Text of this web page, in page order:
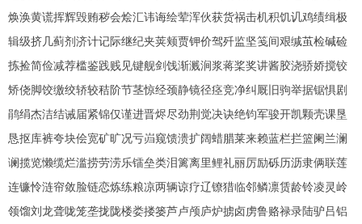
焕涣黄谎挥辉毁贿秽会烩汇讳诲绘荤浑伙获货祸击机积饥讥鸡绩缉极
辑级挤几蓟剂济计记际继纪夹荚颊贾钾价驾歼监坚笺间艰缄茧检碱硷
拣捡简俭减荐槛鉴践贱见键舰剑饯渐溅涧浆蒋桨奖讲酱胶浇骄娇搅铰
矫侥脚饺缴绞轿较秸阶节茎惊经颈静镜径痉竞净纠厩旧驹举据锯惧剧
鹃绢杰洁结诫届紧锦仅谨进晋烬尽劲荆觉决诀绝钧军骏开凯颗壳课垦
恳抠库裤夸块侩宽矿旷况亏岿窥馈溃扩阔蜡腊莱来赖蓝栏拦篮阑兰澜
谰揽览懒缆烂滥捞劳涝乐镭垒类泪篱离里鲤礼丽厉励砾历沥隶俩联莲
连镰怜涟帘敛脸链恋炼练粮凉两辆谅疗辽镣猎临邻鳞凛赁龄铃凌灵岭
领馏刘龙聋咙笼垄拢陇楼娄搂篓芦卢颅庐炉掳卤虏鲁赂禄录陆驴吕铝